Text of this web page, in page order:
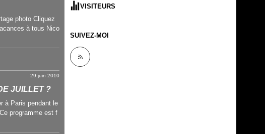
photo Cliquez
à tous Nico
29 juin 2010
JUILLET ?
à Paris pendant le
programme est f
VISITEURS
SUIVEZ-MOI